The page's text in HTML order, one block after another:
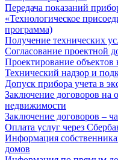
Передача показаний
«Технологическое
программа)
Получение технических
Согласование проектной
Проектирование объектов
Технический надзор и
Допуск прибора учета в
Заключение договоров на
недвижимости
Заключение договоров –
Оплата услуг через
Информация
домов